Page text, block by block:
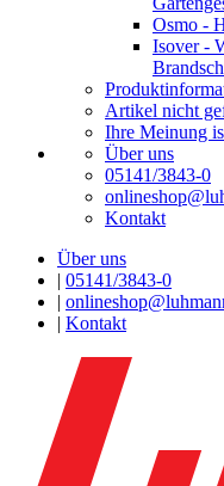
Osmo -
Isover -
Artikel nicht
Ihre Meinung
Über uns
05141/3843-0
Kontakt
Über uns
| 05141/3843-0
|
| Kontakt